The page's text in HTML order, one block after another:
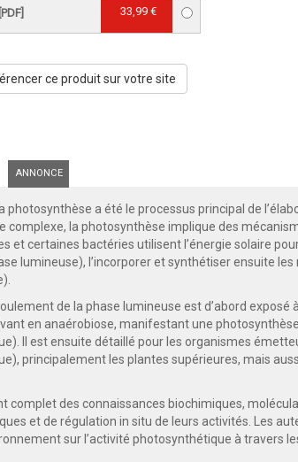
33,99 €
ce produit sur votre site
ANNONCE
photosynthèse a été le processus principal de
la photosynthèse implique des
et certaines bactéries utilisent l’énergie solaire
lumineuse), l’incorporer et synthétiser ensuite les
de la phase lumineuse est d’abord exposé
en anaérobiose, manifestant une
Il est ensuite détaillé pour les organismes
principalement les plantes supérieures, mais
complet des connaissances biochimiques,
et de régulation in situ de leurs activités. Les
sur l’activité photosynthétique à travers